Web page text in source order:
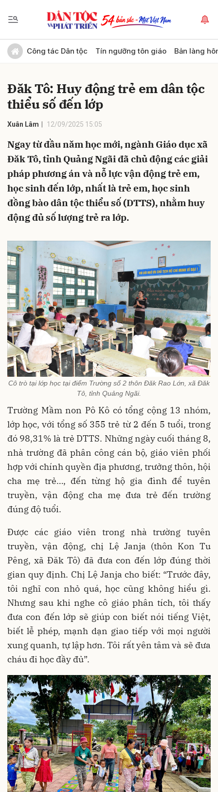
Công tác Dân tộc Tín ngưỡng tôn giáo Bản làng
Đăk Tô: Huy động trẻ em dân tộc
thiểu số đến lớp
Xuân Lâm 12/09/2025 15:05
Ngay từ đầu năm học mới, ngành Giáo dục xã
Đăk Tô, tỉnh Quảng Ngãi đã chủ động các giải
pháp phương án và nỗ lực vận động trẻ em,
học sinh đến lớp, nhất là trẻ em, học sinh
đồng bào dân tộc thiểu số (DTTS), nhằm huy
động đủ số lượng trẻ ra lớp.
Cô trò tại lớp học tại điểm Trường số 2 thôn Đăk Rao Lớn, xã Đăk
Tô, tỉnh Quảng Ngãi.
Trường Mầm non Pô Kô có tổng cộng 13 nhóm,
lớp học, với tổng số 355 trẻ từ 2 đến 5 tuổi, trong
đó 98,31% là trẻ DTTS. Những ngày cuối tháng 8,
nhà trường đã phân công cán bộ, giáo viên phối
hợp với chính quyền địa phương, trưởng thôn, hội
cha mẹ trẻ…, đến từng hộ gia đình để tuyên
truyền, vận động cha mẹ đưa trẻ đến trường
đúng độ tuổi.
Được các giáo viên trong nhà trường tuyên
truyền, vận động, chị Lệ Janja (thôn Kon Tu
Pêng, xã Đăk Tô) đã đưa con đến lớp đúng thời
gian quy định. Chị Lệ Janja cho biết: “Trước đây,
tôi nghĩ con nhỏ quá, học cũng không hiểu gì.
Nhưng sau khi nghe cô giáo phân tích, tôi thấy
đưa con đến lớp sẽ giúp con biết nói tiếng Việt,
biết lễ phép, mạnh dạn giao tiếp với mọi người
xung quanh, tự lập hơn. Tôi rất yên tâm và sẽ đưa
cháu đi học đầy đủ”.
Gửi bình luận
Hủy Gửi